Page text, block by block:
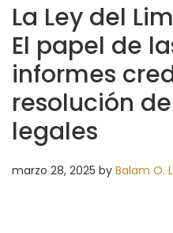
La Ley del
El papel de
informes
resolución
legales
marzo 28, 2025 by Balam O.